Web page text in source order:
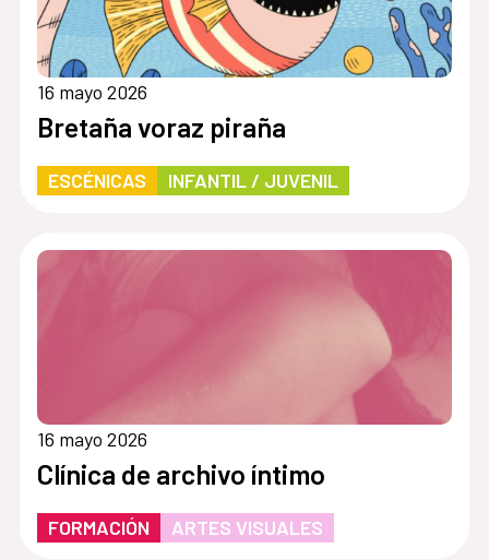
16 mayo 2026
Bretaña voraz piraña
ESCÉNICAS INFANTIL / JUVENIL
16 mayo 2026
Clínica de archivo íntimo
FORMACIÓN ARTES VISUALES